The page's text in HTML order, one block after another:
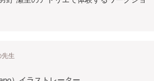
先生